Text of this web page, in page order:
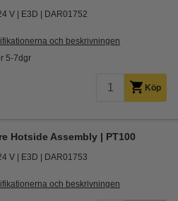
V E3D DAR01752
och beskrivningen
5-7dgr
Köp
Hotside Assembly | PT100
V E3D DAR01753
och beskrivningen